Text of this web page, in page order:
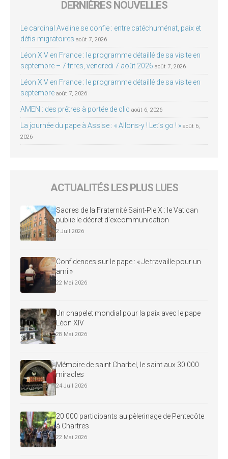
DERNIÈRES NOUVELLES
Le cardinal Aveline se confie : entre catéchuménat, paix et
défis migratoires août 7, 2026
Léon XIV en France : le programme détaillé de sa visite en
septembre – 7 titres, vendredi 7 août 2026 août 7, 2026
Léon XIV en France : le programme détaillé de sa visite en
septembre août 7, 2026
AMEN : des prêtres à portée de clic août 6, 2026
La journée du pape à Assise : « Allons-y ! Let’s go ! » août 6,
2026
ACTUALITÉS LES PLUS LUES
Sacres de la Fraternité Saint-Pie X : le Vatican
publie le décret d’excommunication
2 Juil 2026
Confidences sur le pape : « Je travaille pour un
ami »
22 Mai 2026
Un chapelet mondial pour la paix avec le pape
Léon XIV
28 Mai 2026
Mémoire de saint Charbel, le saint aux 30 000
miracles
24 Juil 2026
20 000 participants au pèlerinage de Pentecôte
à Chartres
22 Mai 2026